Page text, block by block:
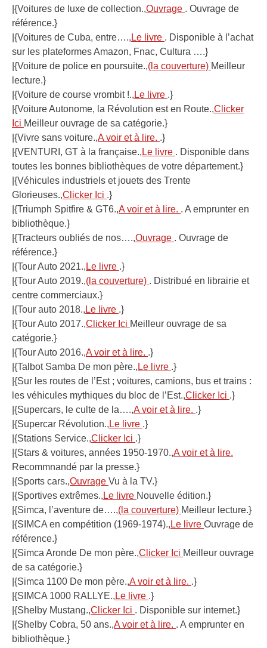
|{Voitures de luxe de collection.,Ouvrage . Ouvrage de
référence.}
|{Voitures de Cuba, entre…., Le livre . Disponible à l’achat
sur les plateformes Amazon, Fnac, Cultura ….}
|{Voiture de police en poursuite.,(la couverture) Meilleur
lecture.}
|{Voiture de course vrombit !., Le livre .}
|{Voiture Autonome, la Révolution est en Route.,Clicker
Ici Meilleur ouvrage de sa catégorie.}
|{Vivre sans voiture.,A voir et à lire. .}
|{VENTURI, GT à la française., Le livre . Disponible dans
toutes les bonnes bibliothèques de votre département.}
|{Véhicules industriels et jouets des Trente
Glorieuses.,Clicker Ici .}
|{Triumph Spitfire & GT6.,A voir et à lire. . A emprunter en
bibliothèque.}
|{Tracteurs oubliés de nos….,Ouvrage . Ouvrage de
référence.}
|{Tour Auto 2021., Le livre .}
|{Tour Auto 2019.,(la couverture) . Distribué en librairie et
centre commerciaux.}
|{Tour auto 2018., Le livre .}
|{Tour Auto 2017.,Clicker Ici Meilleur ouvrage de sa
catégorie.}
|{Tour Auto 2016.,A voir et à lire. .}
|{Talbot Samba De mon père., Le livre .}
|{Sur les routes de l’Est ; voitures, camions, bus et trains :
les véhicules mythiques du bloc de l’Est.,Clicker Ici .}
|{Supercars, le culte de la….,A voir et à lire. .}
|{Supercar Révolution., Le livre .}
|{Stations Service.,Clicker Ici .}
|{Stars & voitures, années 1950-1970.,A voir et à lire.
Recommnandé par la presse.}
|{Sports cars.,Ouvrage Vu à la TV.}
|{Sportives extrêmes., Le livre Nouvelle édition.}
|{Simca, l’aventure de….,(la couverture) Meilleur lecture.}
|{SIMCA en compétition (1969-1974)., Le livre Ouvrage de
référence.}
|{Simca Aronde De mon père.,Clicker Ici Meilleur ouvrage
de sa catégorie.}
|{Simca 1100 De mon père.,A voir et à lire. .}
|{SIMCA 1000 RALLYE., Le livre .}
|{Shelby Mustang.,Clicker Ici . Disponible sur internet.}
|{Shelby Cobra, 50 ans.,A voir et à lire. . A emprunter en
bibliothèque.}